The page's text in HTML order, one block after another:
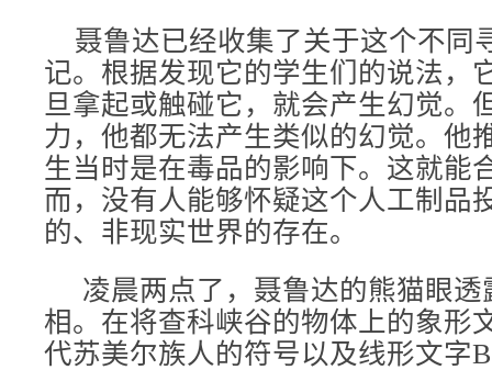
聂鲁达已经收集了关于这个不同
记。根据发现它的学生们的说法，
旦拿起或触碰它，就会产生幻觉。
力，他都无法产生类似的幻觉。他
生当时是在毒品的影响下。这就能
而，没有人能够怀疑这个人工制品
的、非现实世界的存在。
凌晨两点了，聂鲁达的熊猫眼透
相。在将查科峡谷的物体上的象形
代苏美尔族人的符号以及线形文字